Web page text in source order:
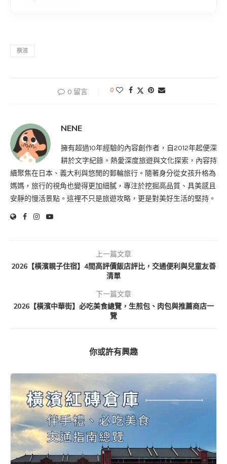
橫濱
0 留言 0
NENE
擁有超過10年經驗的內容創作者，自2012年起便深
耕於文字紀錄。熱愛深度旅遊與文化探索，內容持
續聚焦在日本、義大利與悠閒的郵輪旅行。隨著身分從女孩升格為
媽媽，旅行的視角也變得更加細膩，專注於挖掘高品質、具美感且
安靜的慢活景點。這裡不只是旅遊攻略，更是對美好生活的堅持。
上一篇文章
2026【橫濱親子住宿】4間高評價飯店評比，交通便利與兒童友善
清單
下一篇文章
2026【橫濱中華街】必吃美食總覽，生煎包、肉包與推薦商店一
覽
你或許有興趣